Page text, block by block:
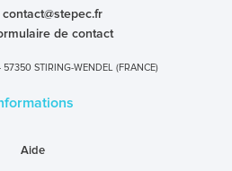
contact@stepec.fr
de contact
STIRING-WENDEL (FRANCE)
Aide